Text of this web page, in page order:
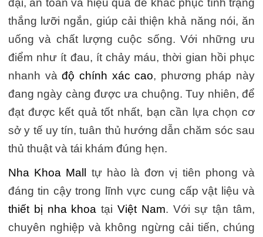
đại, an toàn và hiệu quả để khắc phục tình trạng
thắng lưỡi ngắn, giúp cải thiện khả năng nói, ăn
uống và chất lượng cuộc sống. Với những ưu
điểm như ít đau, ít chảy máu, thời gian hồi phục
nhanh vàđộ chính xác cao, phương pháp này
đang ngày càng được ưa chuộng. Tuy nhiên, để
đạt được kết quả tốt nhất, bạn cần lựa chọn cơ
sở y tế uy tín, tuân thủ hướng dẫn chăm sóc sau
thủ thuật và tái khám đúng hẹn.
Nha Khoa Mall
tự hào là đơn vị tiên phong và
đáng tin cậy trong lĩnh vực cung cấp vật liệu và
thiết bị nha khoa tạiViệt Nam. Với sự tận tâm,
chuyên nghiệp và không ngừng cải tiến, chúng